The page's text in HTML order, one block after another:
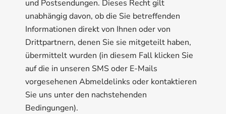
und Postsendungen. Dieses Recht gilt
unabhängig davon, ob die Sie betreffenden
Informationen direkt von Ihnen oder von
Drittpartnern, denen Sie sie mitgeteilt haben,
übermittelt wurden (in diesem Fall klicken Sie
auf die in unseren SMS oder E-Mails
vorgesehenen Abmeldelinks oder kontaktieren
Sie uns unter den nachstehenden
Bedingungen).